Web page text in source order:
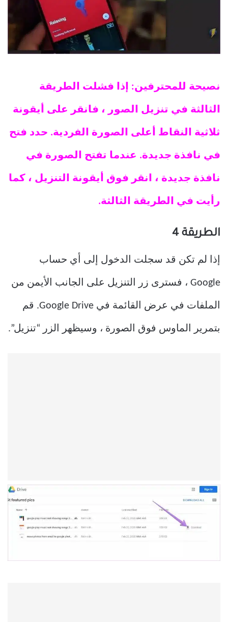
نصيحة للمحترفين: إذا فشلت الطريقة
الثالثة في تنزيل الصور ، فانقر على أيقونة
ثلاثية النقاط أعلى الصورة الفردية. حدد فتح
في نافذة جديدة. عندما تفتح الصورة في
نافذة جديدة ، انقر فوق أيقونة التنزيل ، كما
رأيت في الطريقة الثالثة.
الطريقة 4
إذا لم تكن قد سجلت الدخول إلى أي حساب
Google ، فسترى زر التنزيل على الجانب الأيمن من
الملفات في عرض القائمة في Google Drive. قم
بتمرير الماوس فوق الصورة ، وسيظهر الزر “تنزيل”.